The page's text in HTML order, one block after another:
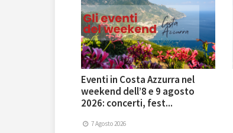
Eventi in Costa Azzurra nel
weekend dell’8 e 9 agosto
2026: concerti, fest...
7 Agosto 2026